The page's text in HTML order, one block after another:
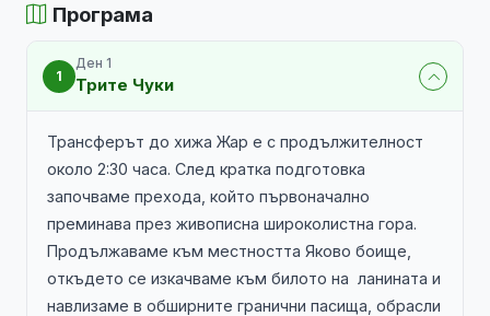
Програма
1
Ден 1
Трите Чуки
Трансферът до хижа Жар е с продължителност
около 2:30 часа. След кратка подготовка
започваме прехода, който първоначално
преминава през живописна широколистна гора.
Продължаваме към местността Яково боище,
откъдето се изкачваме към билото на ланината и
навлизаме в обширните гранични пасища, обрасли